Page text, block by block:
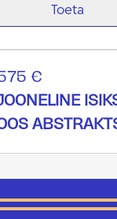
Toeta
€